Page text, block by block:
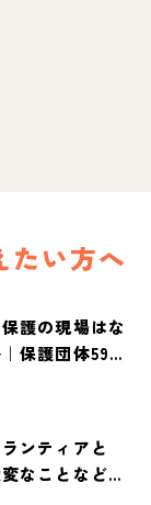
たい方へ
護の現場はな
保護団体59団
・保護猫白書
ンティアと
なことなど紹